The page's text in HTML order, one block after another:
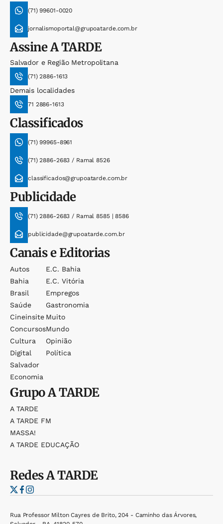
(71) 99601-0020
jornalismoportal@grupoatarde.com.br
AssineA TARDE
Salvador e Região Metropolitana
(71) 2886-1613
Demais localidades
71 2886-1613
Classificados
(71) 99965-8961
(71) 2886-2683 / Ramal 8526
classificados@grupoatarde.com.br
Publicidade
(71) 2886-2683 / Ramal 8585 | 8586
publicidade@grupoatarde.com.br
Canais e Editorias
Autos
Bahia
Brasil
Saúde
Cineinsite
Concursos
Cultura
Digital
Salvador
Economia
E.c. Bahia
E.c. Vitória
Empregos
Gastronomia
Muito
Mundo
Opinião
Política
GrupoA TARDE
A TARDE
A TARDE FM
MASSA!
A TARDE EDUCAÇÃO
RedesA TARDE
Rua Professor Milton Cayres de Brito, 204 - Caminho das Árvores,